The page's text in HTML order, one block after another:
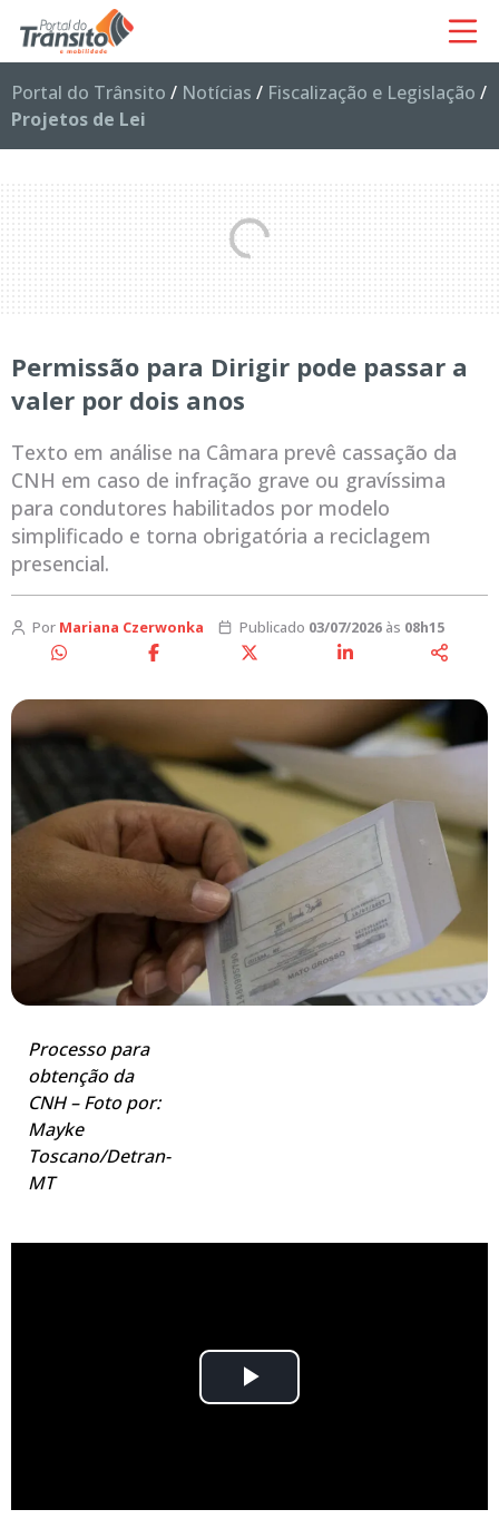
Portal do Trânsito / Notícias / Fiscalização e Legislação /
Projetos de Lei
Permissão para Dirigir pode passar a
valer por dois anos
Texto em análise na Câmara prevê cassação da
CNH em caso de infração grave ou gravíssima
para condutores habilitados por modelo
simplificado e torna obrigatória a reciclagem
presencial.
Por Mariana Czerwonka Publicado 03/07/2026às 08h15
Processo para
obtenção da
CNH – Foto por:
Mayke
Toscano/Detran-
MT